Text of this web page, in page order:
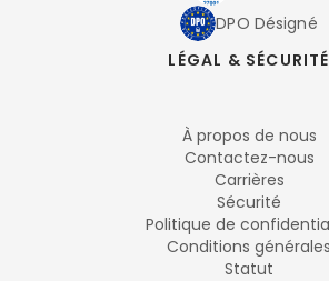
DPO Désigné
LÉGAL & SÉCURITÉ
À propos de nous
Contactez-nous
Carrières
Sécurité
Politique de
Conditions générales
Statut